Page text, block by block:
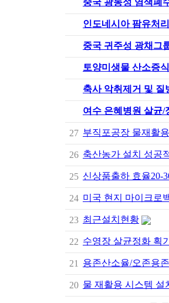
중국 광동성 염색폐
인도네시아 팜유처
중국 귀주성 광채그
토양미생물 산소증
축사 악취제거 및 질
여수 은혜병원 살균/
27 부직포공장 물재활
26 축산농가 설치 성공
25 신상품출하 효율20-
24 미국 현지 마이크로
23 최근설치현황
22 수영장 살균정화 획
21 용존산소율/오존용
20 물 재활용 시스템 설